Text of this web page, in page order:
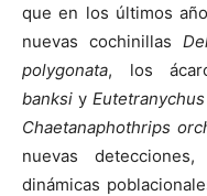
que en los últimos
nuevas cochinillas
polygonata, los
banksi y
Chaetanaphothrips
nuevas
dinámicas